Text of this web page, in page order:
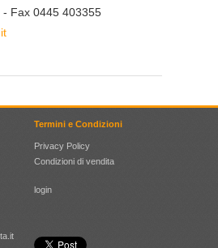
- Fax 0445 403355
Termini e Condizioni
Privacy Policy
Condizioni di vendita
login